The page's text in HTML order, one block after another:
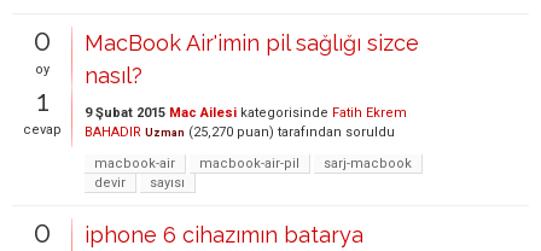
0
oy
1
cevap
MacBook Air'imin pil sağlığı sizce
nasıl?
9 Şubat 2015 Mac Ailesi kategorisinde Fatih Ekrem
BAHADIR Uzman (25,270 puan) tarafından soruldu
macbook-air
macbook-air-pil
sarj-macbook
devir
sayısı
0
iphone 6 cihazımın batarya